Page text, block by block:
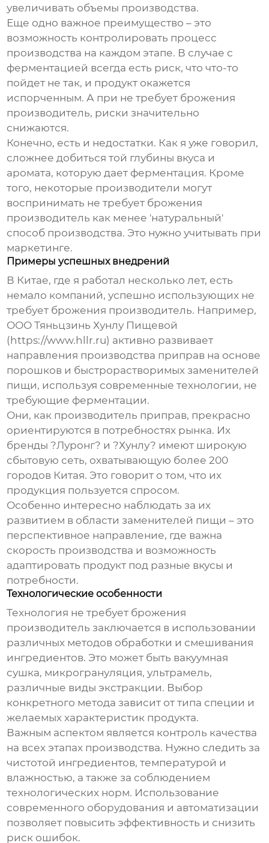
увеличивать объемы производства.
Еще одно важное преимущество – это
возможность контролировать процесс
производства на каждом этапе. В случае с
ферментацией всегда есть риск, что что-то
пойдет не так, и продукт окажется
испорченным. А при не требует брожения
производитель, риски значительно
снижаются.
Конечно, есть и недостатки. Как я уже говорил,
сложнее добиться той глубины вкуса и
аромата, которую дает ферментация. Кроме
того, некоторые производители могут
воспринимать не требует брожения
производитель как менее 'натуральный'
способ производства. Это нужно учитывать при
маркетинге.
Примеры успешных внедрений
В Китае, где я работал несколько лет, есть
немало компаний, успешно использующих не
требует брожения производитель. Например,
ООО Тяньцзинь Хунлу Пищевой
(https://www.hllr.ru) активно развивает
направления производства приправ на основе
порошков и быстрорастворимых заменителей
пищи, используя современные технологии, не
требующие ферментации.
Они, как производитель приправ, прекрасно
ориентируются в потребностях рынка. Их
бренды ?Луронг? и ?Хунлу? имеют широкую
сбытовую сеть, охватывающую более 200
городов Китая. Это говорит о том, что их
продукция пользуется спросом.
Особенно интересно наблюдать за их
развитием в области заменителей пищи – это
перспективное направление, где важна
скорость производства и возможность
адаптировать продукт под разные вкусы и
потребности.
Технологические особенности
Технология не требует брожения
производитель заключается в использовании
различных методов обработки и смешивания
ингредиентов. Это может быть вакуумная
сушка, микрогрануляция, ультрамель,
различные виды экстракции. Выбор
конкретного метода зависит от типа специи и
желаемых характеристик продукта.
Важным аспектом является контроль качества
на всех этапах производства. Нужно следить за
чистотой ингредиентов, температурой и
влажностью, а также за соблюдением
технологических норм. Использование
современного оборудования и автоматизации
позволяет повысить эффективность и снизить
риск ошибок.